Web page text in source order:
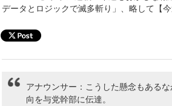
データとロジックで滅多斬り」、略して【
アナウンサー：こうした懸念もある
向を与党幹部に伝達。